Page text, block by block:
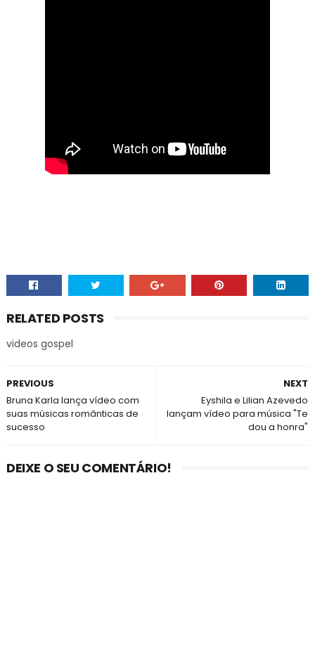
RELATED POSTS
videos gospel
NEXT
Eyshila e Lilian Azevedo
lançam vídeo para música "Te
dou a honra"
PREVIOUS
Bruna Karla lança vídeo com
suas músicas românticas de
sucesso
DEIXE O SEU COMENTÁRIO!